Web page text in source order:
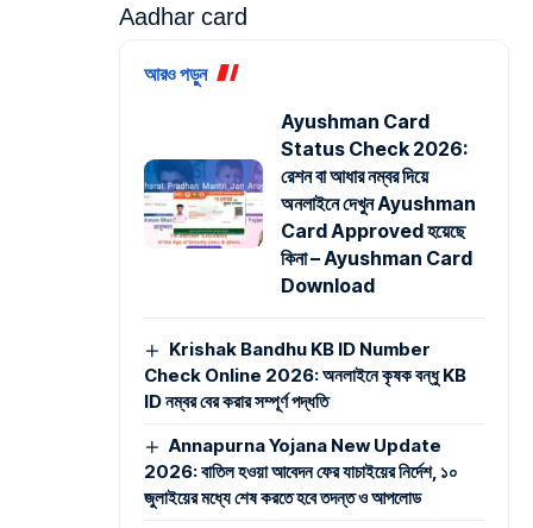
Aadhar card
আরও পড়ুন
Ayushman Card
Status Check 2026:
রেশন বা আধার নম্বর দিয়ে
অনলাইনে দেখুন Ayushman
Card Approved হয়েছে
কিনা – Ayushman Card
Download
Krishak Bandhu KB ID Number
Check Online 2026: অনলাইনে কৃষক বন্ধু KB
ID নম্বর বের করার সম্পূর্ণ পদ্ধতি
Annapurna Yojana New Update
2026: বাতিল হওয়া আবেদন ফের যাচাইয়ের নির্দেশ, ১০
জুলাইয়ের মধ্যে শেষ করতে হবে তদন্ত ও আপলোড